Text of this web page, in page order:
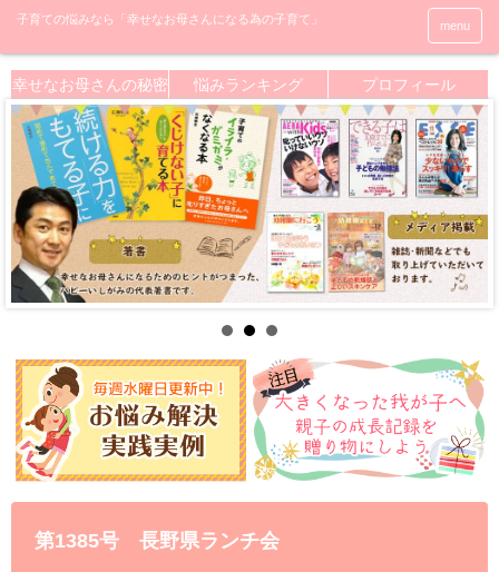
menu
幸せなお母さんの秘密 悩みランキング プロフィール
第1385号 長野県ランチ会